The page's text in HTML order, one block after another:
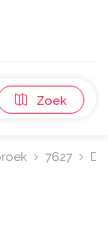
Zoek
7627